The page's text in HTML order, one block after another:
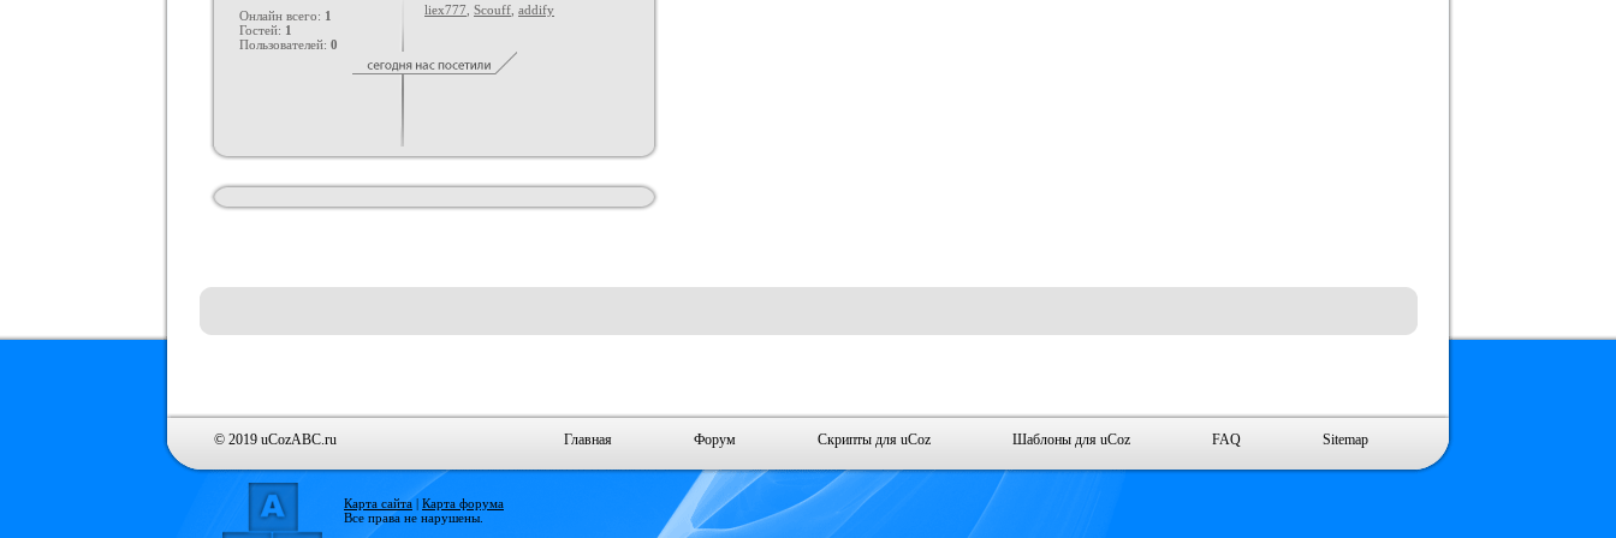
Онлайн всего: 1
Гостей: 1
Пользователей: 0
liex777 Scouff addify
© 2019 uCozABC.ru Главная Форум Скрипты для uCoz Шаблоны для uCoz FAQ Sitemap
Карта сайта | Карта форума
Все права не нарушены.